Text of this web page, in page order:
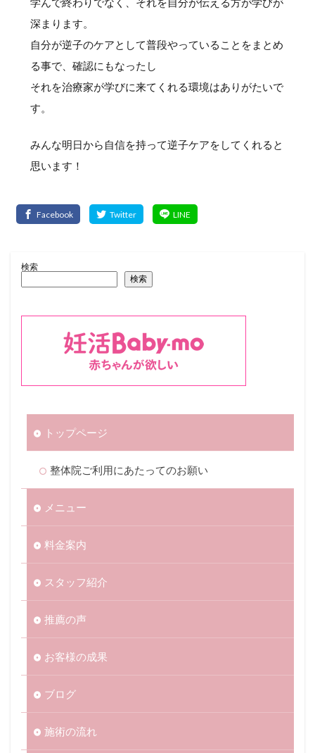
深まります。
自分が逆子のケアとして普段やっていることをまとめ
る事で、確認にもなったし
それを治療家が学びに来てくれる環境はありがたいで
す。
みんな明日から自信を持って逆子ケアをしてくれると
思います！
検索
検索
トップページ
整体院ご利用にあたってのお願い
メニュー
料金案内
スタッフ紹介
推薦の声
お客様の成果
ブログ
施術の流れ